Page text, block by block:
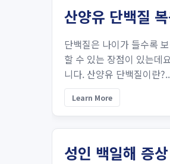
산양유 단백질
단백질은 나이가 들수록
할 수 있는 장점이 있는데
니다. 산양유 단백질이란
Learn More
성인 백일해 증